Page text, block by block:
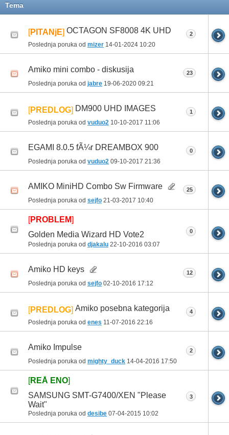
Tema
[PITANjE] OCTAGON SF8008 4K UHD
Poslednja poruka od mizer 14-01-2024 10:20
2
Amiko mini combo - diskusija
Poslednja poruka od jabre 19-06-2020 09:21
23
[PREDLOG] DM900 UHD IMAGES
Poslednja poruka od vuduo2 10-10-2017 11:06
1
EGAMI 8.0.5 fÃ¼r DREAMBOX 900
Poslednja poruka od vuduo2 09-10-2017 21:36
0
AMIKO MiniHD Combo Sw Firmware
Poslednja poruka od sejfo 21-03-2017 10:40
25
[PROBLEM]
Golden Media Wizard HD Vote2
Poslednja poruka od djakalu 22-10-2016 03:07
0
Amiko HD keys
Poslednja poruka od sejfo 02-10-2016 17:12
12
[PREDLOG] Amiko posebna kategorija
Poslednja poruka od enes 11-07-2016 22:16
4
Amiko Impulse
Poslednja poruka od mighty_duck 14-04-2016 17:50
2
[REÅ ENO]
SAMSUNG SMT-G7400/XEN "Please
Wait"
Poslednja poruka od desibe 07-04-2015 10:02
3